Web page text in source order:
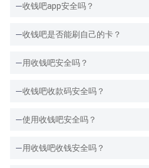
收钱吧app安全吗？
收钱吧是否能刷自己的卡？
用收钱吧安全吗？
收钱吧收款码安全吗？
使用收钱吧安全吗？
用收钱吧收钱安全吗？